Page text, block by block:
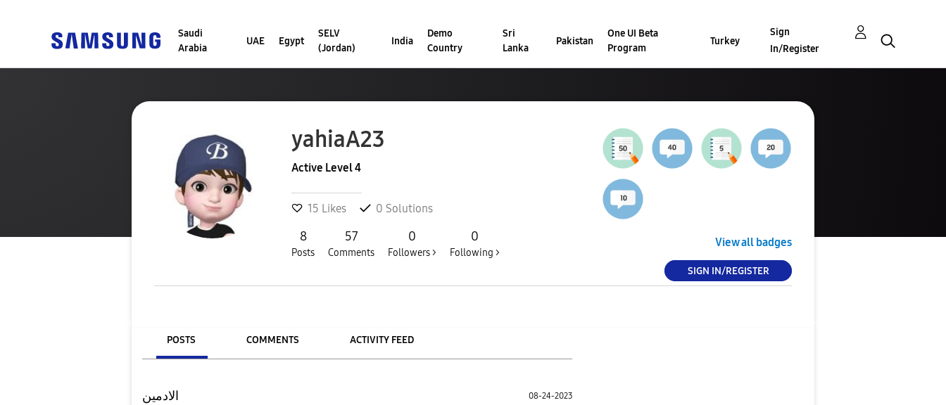
Saudi
Arabia
UAE Egypt
SELV
(Jordan)
India
Demo
Country
Sri
Lanka
Pakistan
One UI Beta
Program
Turkey
Sign
In/Register
yahiaA23
Active Level 4
15 Likes 0 Solutions
8
Posts
57
Comments
0
Followers >
0
Following >
View all badges
SIGN IN/REGISTER
POSTS COMMENTS ACTIVITY FEED
الادمين 08-24-2023